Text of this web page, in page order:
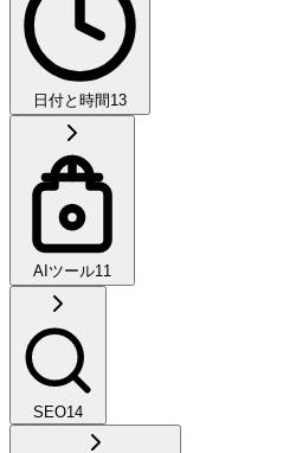
日付と時間 13
AIツール11
SEO14